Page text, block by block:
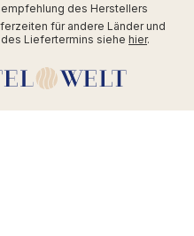
des Herstellers
für andere Länder und
Liefertermins siehe hier.